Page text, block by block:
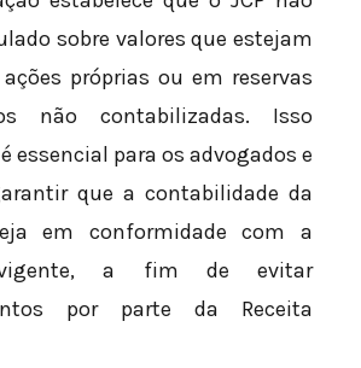
sobre valores que estejam
próprias ou em reservas
não contabilizadas. Isso
essencial para os advogados e
que a contabilidade da
em conformidade com a
vigente, a fim de evitar
por parte da Receita